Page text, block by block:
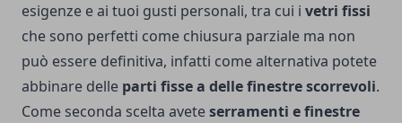
esigenze e ai tuoi gusti personali, tra cui i vetri fissi
che sono perfetti come chiusura parziale ma non
può essere definitiva, infatti come alternativa potete
abbinare delle parti fisse a delle finestre scorrevoli.
Come seconda scelta aveteserramenti e finestre